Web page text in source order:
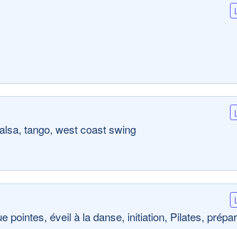
tango, west coast swing
éveil à la danse, initiation, Pilates,